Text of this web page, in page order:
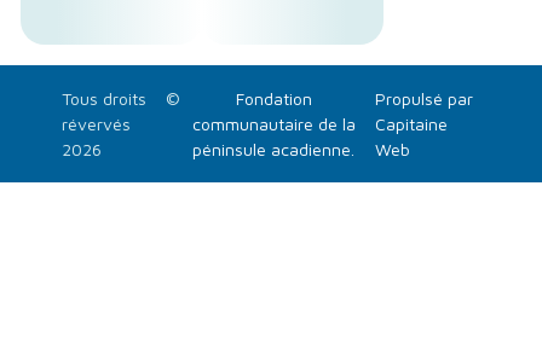
Tous droits
révervés
2026
©
Fondation
communautaire de la
péninsule acadienne.
Propulsé par
Capitaine
Web